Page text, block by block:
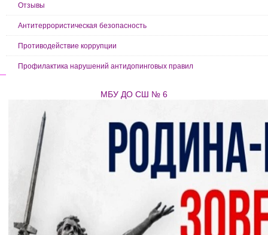
Отзывы
Антитеррористическая безопасность
Противодействие коррупции
Профилактика нарушений антидопинговых правил
МБУ ДО СШ № 6